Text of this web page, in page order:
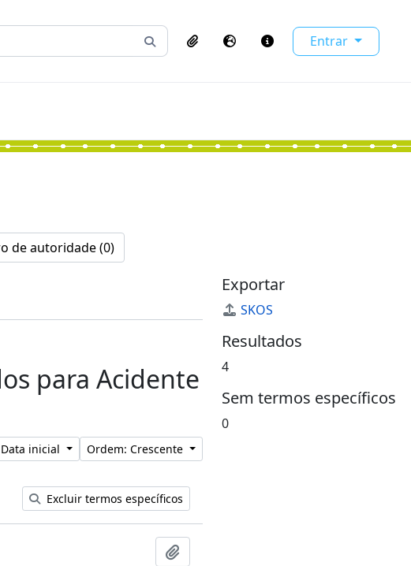
Busque na página de navegação
ClipboardIdioma Atalhos Entrar
de autoridade (0)
para Acidente
inicial Ordem: Crescente
Excluir termos específicos
Exportar
SKOS
Resultados
4
Sem termos específicos
0